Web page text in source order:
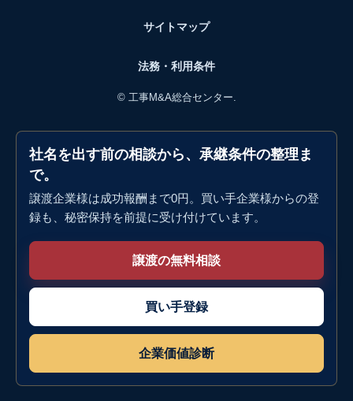
サイトマップ
法務・利用条件
©工事M&A総合センター.
社名を出す前の相談から、承継条件の整理ま
で。
譲渡企業様は成功報酬まで0円。買い手企業様からの登
録も、秘密保持を前提に受け付けています。
譲渡の無料相談
買い手登録
企業価値診断